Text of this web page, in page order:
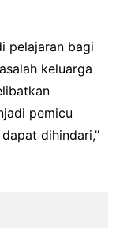
pelajaran bagi
keluarga
pemicu
dihindari,”